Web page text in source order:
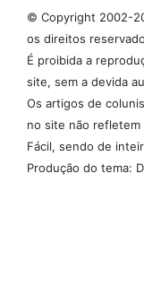
© Copyright 2002-
os direitos
É proibida a
site, sem a devida
Os artigos de
no site não refletem
Fácil, sendo de
Produção do tema: